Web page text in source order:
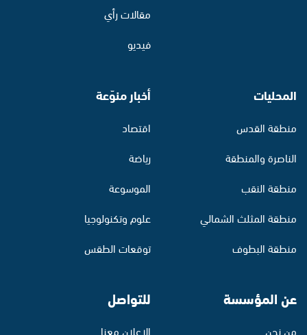
مقالات رأي
فيديو
المحليات
منطقة القدس
الناصرة والمنطقة
منطقة النقب
منطقة المثلث الشمالي
منطقة البطوف
أخبار منوّعة
اقتصاد
رياضة
الموسوعة
علوم وتكنولوجيا
توقعات الطقس
عن المؤسسة
من نحن
للتواصل
الإعلان معنا